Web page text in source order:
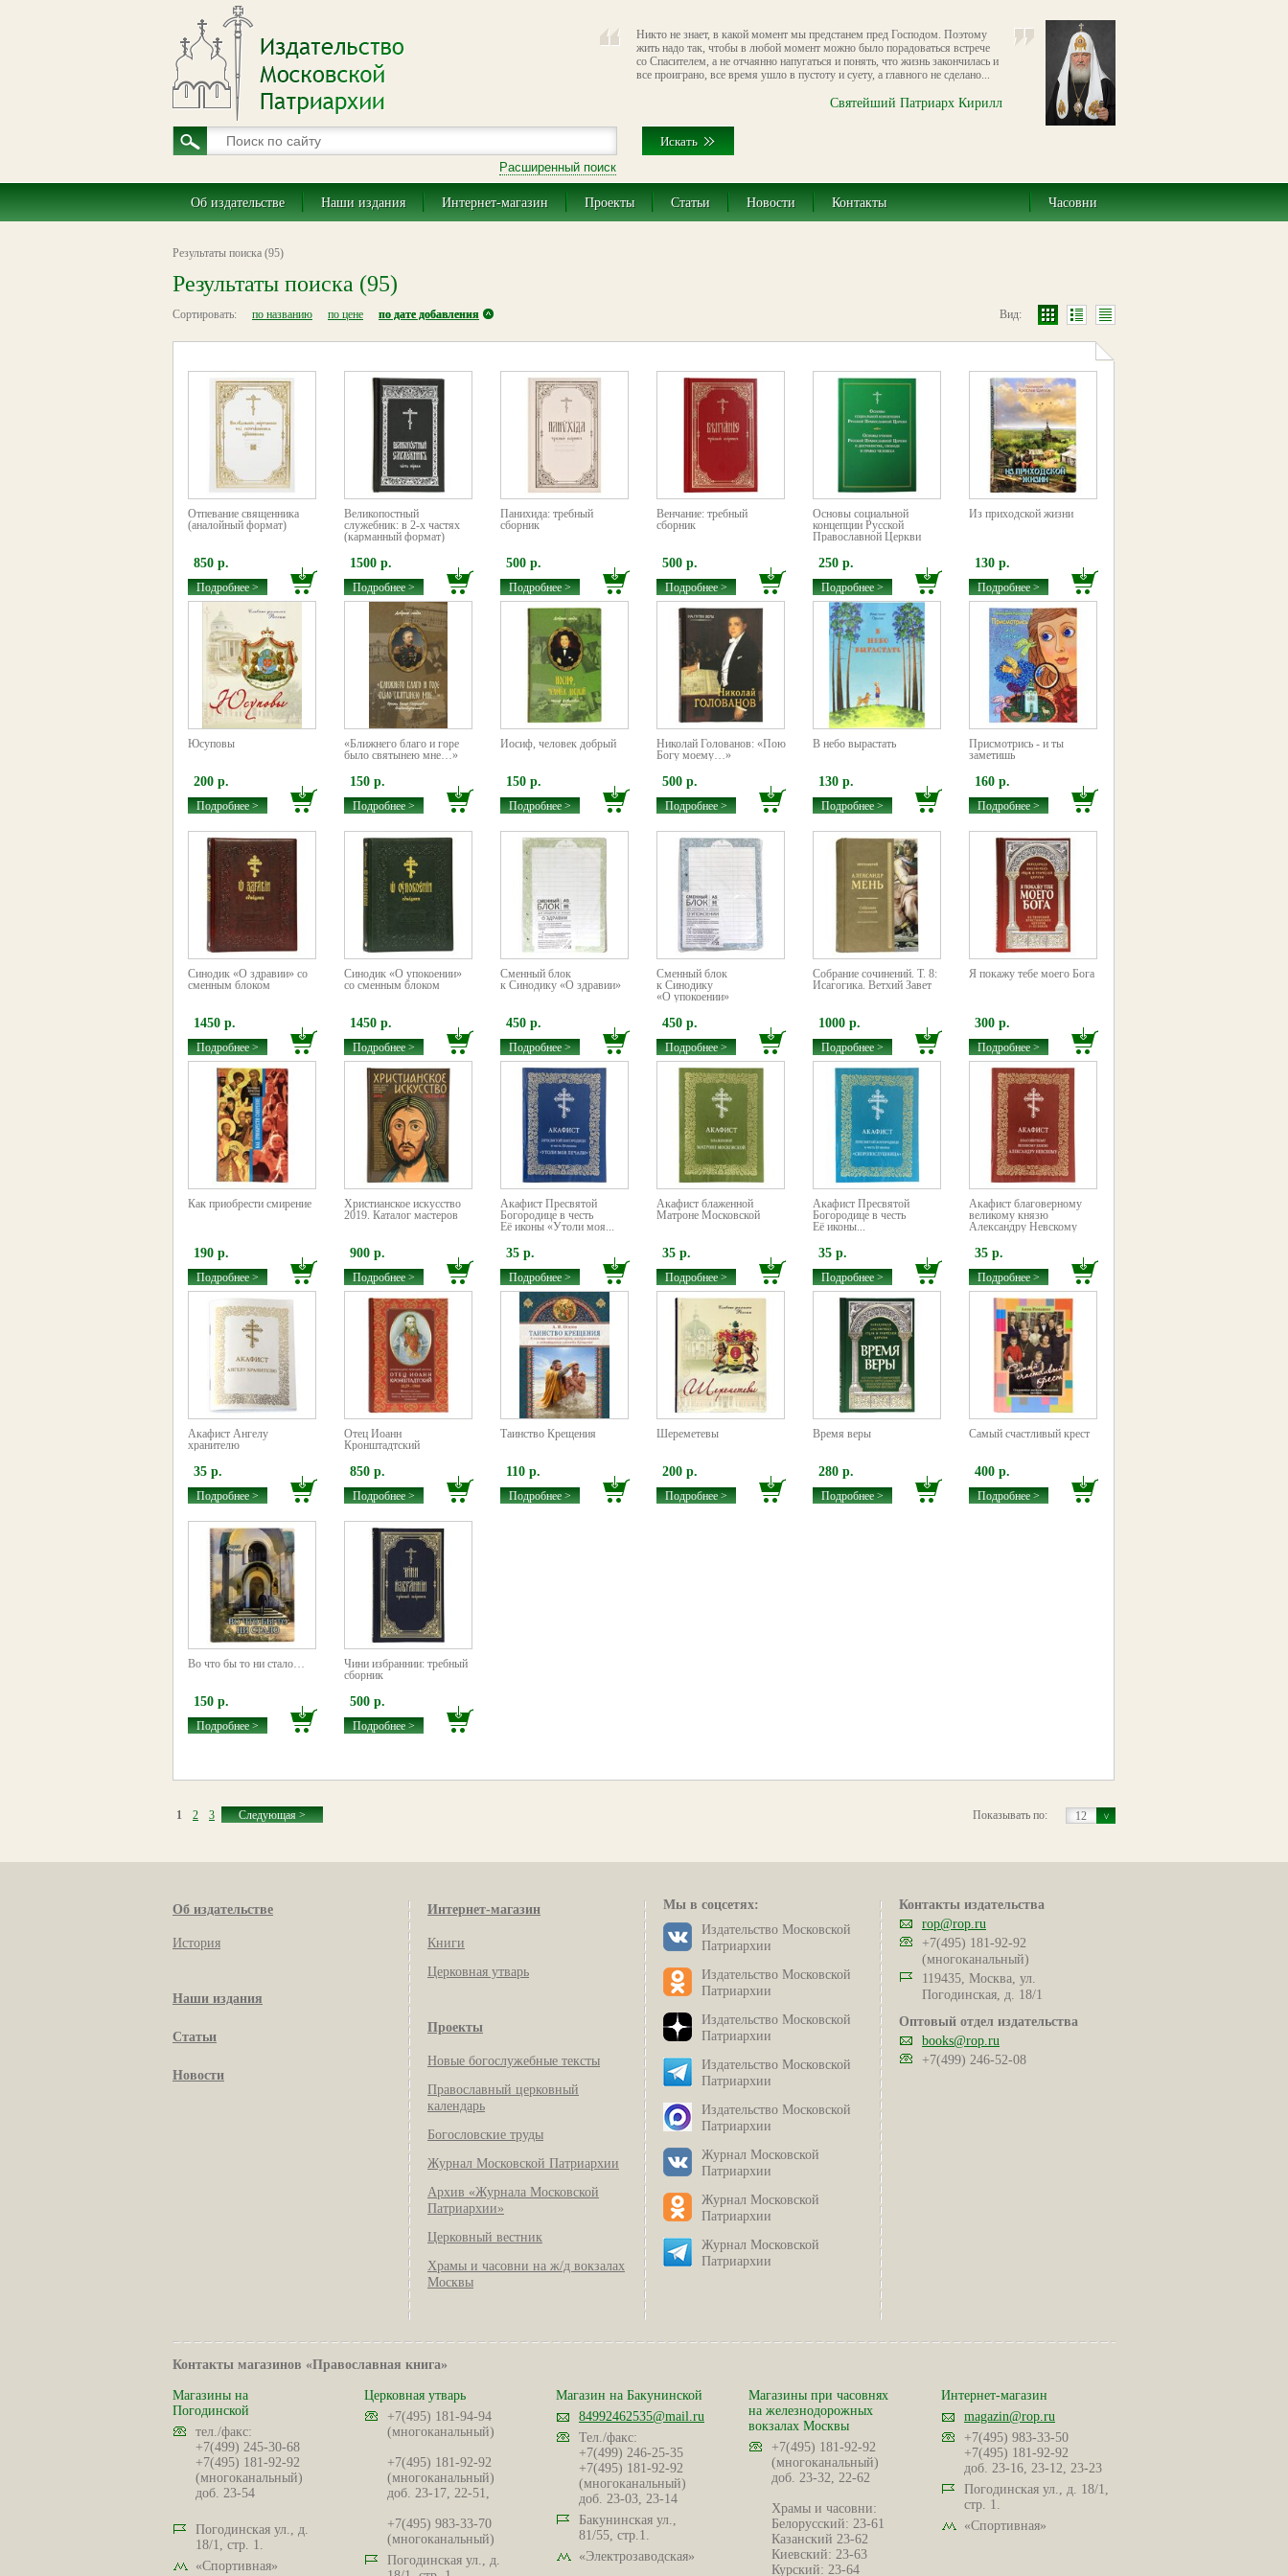
Никто не знает, в какой момент мы предстанем пред Господом. Поэтому
жить надо так, чтобы в любой момент можно было порадоваться встрече
со Спасителем, а не отчаянно напугаться и понять, что жизнь закончилась и
все проиграно, все время ушло в пустоту и суету, а главного не сделано...
Святейший Патриарх Кирилл
Расширенный поиск
Об издательстве Наши издания Интернет-магазин Проекты Статьи Новости Контакты Часовни
Результаты поиска (95)
Результаты поиска (95)
Сортировать: Вид:
по названию по цене по дате добавления
Отпевание священника
(аналойный формат)
850 р.
Подробнее >
Великопостный
служебник: в 2-х частях
(карманный формат)
1500 р.
Подробнее >
Панихида: требный
сборник
500 р.
Подробнее >
Венчание: требный
сборник
500 р.
Подробнее >
Основы социальной
концепции Русской
Православной Церкви
250 р.
Подробнее >
Из приходской жизни
130 р.
Подробнее >
Юсуповы
200 р.
Подробнее >
«Ближнего благо и горе
было святынею мне…»
150 р.
Подробнее >
Иосиф, человек добрый
150 р.
Подробнее >
Николай Голованов: «Пою
Богу моему…»
500 р.
Подробнее >
В небо вырастать
130 р.
Подробнее >
Присмотрись - и ты
заметишь
160 р.
Подробнее >
Синодик «О здравии» со
сменным блоком
1450 р.
Подробнее >
Синодик «О упокоении»
со сменным блоком
1450 р.
Подробнее >
Сменный блок
к Cинодику «О здравии»
450 р.
Подробнее >
Сменный блок
к Cинодику
«О упокоении»
450 р.
Подробнее >
Собрание сочинений. Т. 8:
Исагогика. Ветхий Завет
1000 р.
Подробнее >
Я покажу тебе моего Бога
300 р.
Подробнее >
Как приобрести смирение
190 р.
Подробнее >
Христианское искусство
2019. Каталог мастеров
900 р.
Подробнее >
Акафист Пресвятой
Богородице в честь
Её иконы «Утоли моя...
35 р.
Подробнее >
Акафист блаженной
Матроне Московской
35 р.
Подробнее >
Акафист Пресвятой
Богородице в честь
Её иконы...
35 р.
Подробнее >
Акафист благоверному
великому князю
Александру Невскому
35 р.
Подробнее >
Акафист Ангелу
хранителю
35 р.
Подробнее >
Отец Иоанн
Кронштадтский
850 р.
Подробнее >
Таинство Крещения
110 р.
Подробнее >
Шереметевы
200 р.
Подробнее >
Время веры
280 р.
Подробнее >
Самый счастливый крест
400 р.
Подробнее >
Во что бы то ни стало…
150 р.
Подробнее >
Чини избраннии: требный
сборник
500 р.
Подробнее >
12
Показывать по:
1 2 3 Следующая >
Об издательстве
История
Наши издания
Статьи
Новости
Интернет-магазин
Книги
Церковная утварь
Проекты
Новые богослужебные тексты
Православный церковный
календарь
Богословские труды
Журнал Московской Патриархии
Архив «Журнала Московской
Патриархии»
Церковный вестник
Храмы и часовни на ж/д вокзалах
Москвы
Мы в соцсетях:
Издательство Московской
Патриархии
Издательство Московской
Патриархии
Издательство Московской
Патриархии
Издательство Московской
Патриархии
Издательство Московской
Патриархии
Журнал Московской
Патриархии
Журнал Московской
Патриархии
Журнал Московской
Патриархии
Контакты издательства
rop@rop.ru
+7(495) 181-92-92
(многоканальный)
119435, Москва, ул.
Погодинская, д. 18/1
Оптовый отдел издательства
books@rop.ru
+7(499) 246-52-08
Контакты магазинов «Православная книга»
Магазины на
Погодинской
тел./факс:
+7(499) 245-30-68
+7(495) 181-92-92
(многоканальный)
доб. 23-54
Погодинская ул., д.
18/1, стр. 1.
«Спортивная»
Церковная утварь
+7(495) 181-94-94
(многоканальный)
+7(495) 181-92-92
(многоканальный)
доб. 23-17, 22-51,
+7(495) 983-33-70
(многоканальный)
Погодинская ул., д.
Магазин на Бакунинской
84992462535@mail.ru
Тел./факс:
+7(499) 246-25-35
+7(495) 181-92-92
(многоканальный)
доб. 23-03, 23-14
Бакунинская ул.,
81/55, стр.1.
«Электрозаводская»
Магазины при часовнях
на железнодорожных
вокзалах Москвы
+7(495) 181-92-92
(многоканальный)
доб. 23-32, 22-62
Храмы и часовни:
Белорусский: 23-61
Казанский 23-62
Киевский: 23-63
Курский: 23-64
Интернет-магазин
magazin@rop.ru
+7(495) 983-33-50
+7(495) 181-92-92
доб. 23-16, 23-12, 23-23
Погодинская ул., д. 18/1,
стр. 1.
«Спортивная»